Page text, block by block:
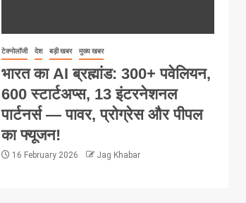
टेक्नोलॉजी देश बड़ी खबर मुख्य खबर
भारत का AI ब्रह्मांड: 300+ पवेलियन,
600 स्टार्टअप्स, 13 इंटरनेशनल
पार्टनर्स — पावर, प्रोग्रेस और पीपल
का फ्यूजन!
16 February 2026 Jag Khabar